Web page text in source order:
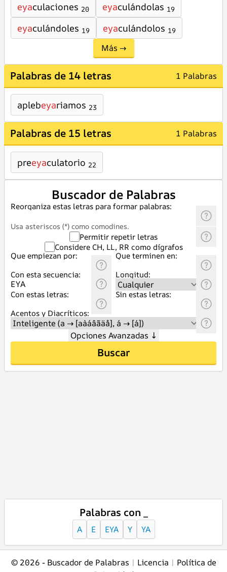
eyaculaciones 20 eyaculándolas 19
eyaculándoles 19 eyaculándolos 19
Más →
Palabras de 14 letras 1 Palabras
aplebeyariamos 23
Palabras de 15 letras 1 Palabras
preeyaculatorio 22
Buscador de Palabras
Reorganiza estas letras para formar palabras:
Usa asteriscos (*) como comodines.
Permitir repetir letras
Considere CH, LL, RR como dígrafos
Que empiezan por:
Que terminen en:
Con esta secuencia:
Longitud:
Con estas letras:
Sin estas letras:
Acentos y Diacríticos:
Opciones Avanzadas ↓
Buscar
Palabras con _
A E EYA Y YA
© 2026 - Buscador de Palabras | Licencia | Política de